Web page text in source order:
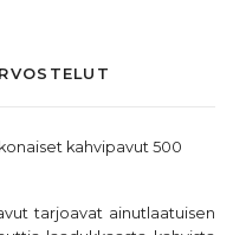
kahvipavut 500
tarjoavat ainutlaatuisen